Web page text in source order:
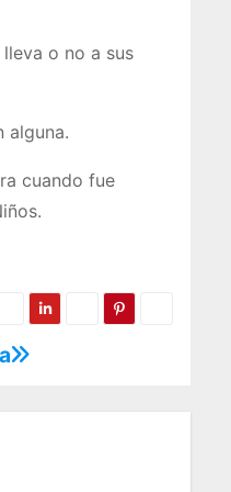
o no a sus
alguna.
cuando fue